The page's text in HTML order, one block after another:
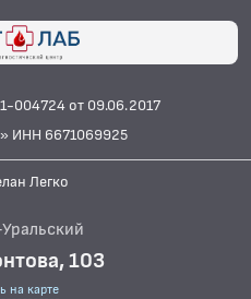
от 09.06.2017
ИНН 6671069925
Легко
103
на карте